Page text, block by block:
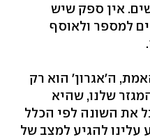
אין ספק שיש
למספר ולאוסף
ה'אגרון' הוא רק
שלנו, שהיא
את השונה לפי הכלל
להגיע למצב של